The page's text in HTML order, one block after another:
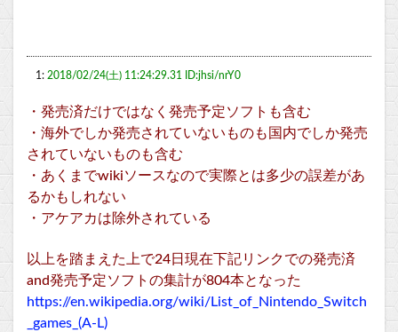
1: 2018/02/24(土) 11:24:29.31 ID:jhsi/nrY0
・発売済だけではなく発売予定ソフトも含む
・海外でしか発売されていないものも国内でしか発売
されていないものも含む
・あくまでwikiソースなので実際とは多少の誤差があ
るかもしれない
・アケアカは除外されている
以上を踏まえた上で24日現在下記リンクでの発売済
and発売予定ソフトの集計が804本となった
https://en.wikipedia.org/wiki/List_of_Nintendo_Switch
_games_(A-L)